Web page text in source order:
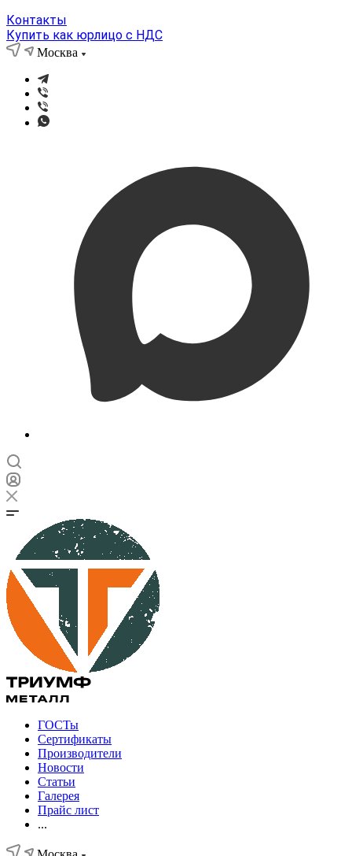
Контакты
Купить как юрлицо с НДС
Москва
ГОСТы
Сертификаты
Производители
Новости
Статьи
Галерея
Прайс лист
...